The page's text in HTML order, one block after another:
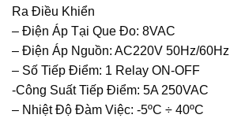
Ra Điều Khiển
– Điện Áp Tại Que Đo: 8VAC
– Điện Áp Nguồn: AC220V 50Hz/60Hz
– Số Tiếp Điểm: 1 Relay ON-OFF
-Công Suất Tiếp Điểm: 5A 250VAC
– Nhiệt Độ Đàm Việc: -5ºC ÷ 40ºC